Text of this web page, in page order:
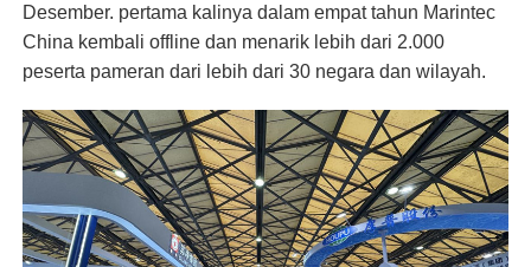
Desember. pertama kalinya dalam empat tahun Marintec
China kembali offline dan menarik lebih dari 2.000
peserta pameran dari lebih dari 30 negara dan wilayah.